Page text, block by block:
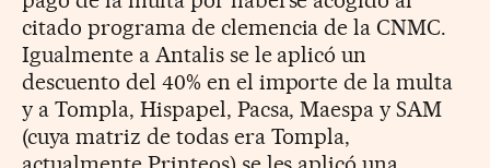
citado programa de clemencia de la CNMC.
Igualmente a Antalis se le aplicó un
descuento del 40% en el importe de la multa
y a Tompla, Hispapel, Pacsa, Maespa y SAM
(cuya matriz de todas era Tompla,